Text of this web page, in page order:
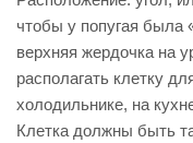
чтобы у попугая была
верхняя жердочка на
располагать клетку
холодильнике, на
Клетка должны быть